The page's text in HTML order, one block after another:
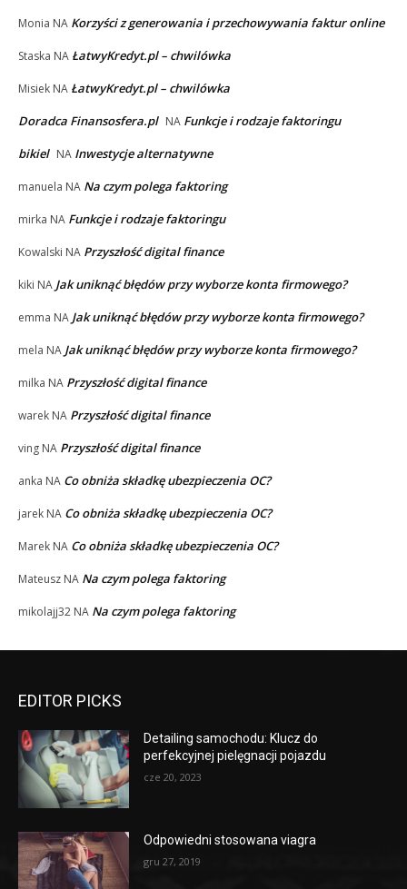
Monia NA Korzyści z generowania i przechowywania faktur online
Staska NA ŁatwyKredyt.pl – chwilówka
Misiek NA ŁatwyKredyt.pl – chwilówka
Doradca Finansosfera.pl NA Funkcje i rodzaje faktoringu
bikiel NA Inwestycje alternatywne
manuela NA Na czym polega faktoring
mirka NA Funkcje i rodzaje faktoringu
Kowalski NA Przyszłość digital finance
kiki NA Jak uniknąć błędów przy wyborze konta firmowego?
emma NA Jak uniknąć błędów przy wyborze konta firmowego?
mela NA Jak uniknąć błędów przy wyborze konta firmowego?
milka NA Przyszłość digital finance
warek NA Przyszłość digital finance
ving NA Przyszłość digital finance
anka NA Co obniża składkę ubezpieczenia OC?
jarek NA Co obniża składkę ubezpieczenia OC?
Marek NA Co obniża składkę ubezpieczenia OC?
Mateusz NA Na czym polega faktoring
mikolajj32 NA Na czym polega faktoring
EDITOR PICKS
Detailing samochodu: Klucz do
perfekcyjnej pielęgnacji pojazdu
cze 20, 2023
Odpowiedni stosowana viagra
gru 27, 2019